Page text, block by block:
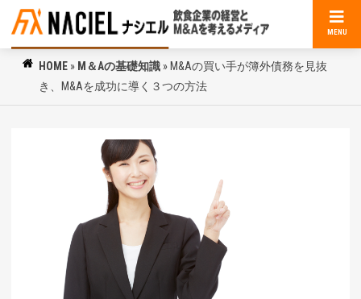
MENU
HOME » M＆Aの基礎知識 » M&Aの買い手が簿外債務を見抜
き、M&Aを成功に導く３つの方法